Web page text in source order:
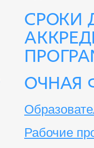
Сроки
Очная
Рабочие